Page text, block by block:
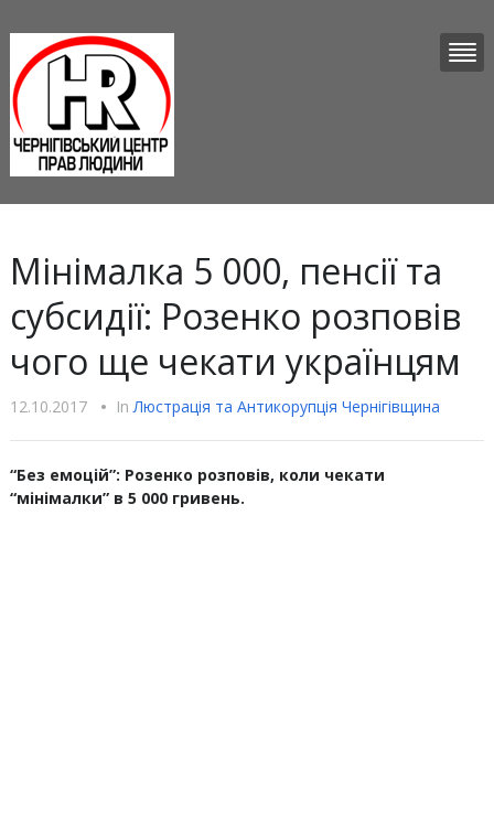
Мінімалка 5 000, пенсії та
субсидії: Розенко розповів
чого ще чекати українцям
12.10.2017 • InЛюстрацiя та Антикорупцiя Чернігівщина
“Без емоцій”: Розенко розповів, коли чекати
“мінімалки” в 5 000 гривень.